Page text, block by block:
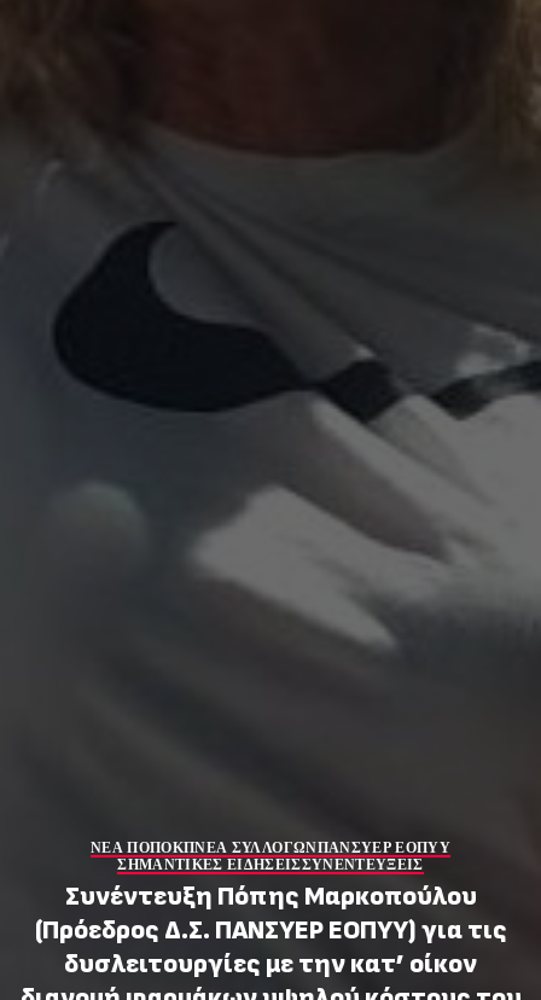
ΝΕΑ ΠΟΠΟΚΠΝΕΑ ΣΥΛΛΟΓΩΝΠΑΝΣΥΕΡ ΕΟΠΥΥ
ΣΗΜΑΝΤΙΚΕΣ ΕΙΔΗΣΕΙΣΣΥΝΕΝΤΕΥΞΕΙΣ
Συνέντευξη Πόπης Μαρκοπούλου
(Πρόεδρος Δ.Σ. ΠΑΝΣΥΕΡ ΕΟΠΥΥ) για τις
δυσλειτουργίες με την κατ’ οίκον